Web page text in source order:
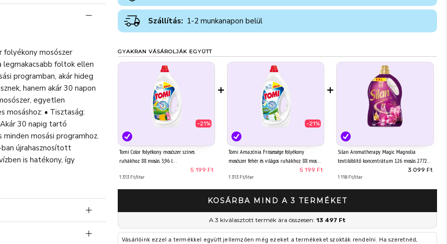
Szállítás: 1-2 munkanapon belül
GYAKRAN VÁSÁROLJÁK EGYÜTT
-21%
Tomi Color folyékony mosószer színes
ruhákhoz 88 mosás 3,96 l
5 199 Ft
1 313 Ft/liter
+
-21%
Tomi Amazónia Frissessége folyékony
mosószer fehér és világos ruhákhoz 88 mosás
5 199 Ft
1 313 Ft/liter
+
Silan Aromatherapy Magic Magnolia
textilöblítő koncentrátum 126 mosás 2772
3 099 Ft
1 118 Ft/liter
KOSÁRBA MIND A 3 TERMÉKET
A 3 kiválasztott termék ára összesen: 13 497 Ft
Vásárlóink ezzel a termékkel együtt jellemzően még ezeket a termékeket szokták rendelni. Ha szeretnéd,
folyékony mosószer
foltok ellen
programban, akár hideg
hanem akár 30 napon
egyetlen
• Tisztaság:
30 napig tartó
mosási programhoz.
újrahasznosított
is hatékony, így